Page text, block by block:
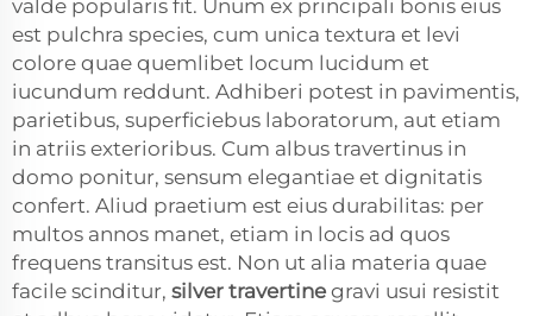
valde popularis fit. Unum ex principali bonis eius
est pulchra species, cum unica textura et levi
colore quae quemlibet locum lucidum et
iucundum reddunt. Adhiberi potest in pavimentis,
parietibus, superficiebus laboratorum, aut etiam
in atriis exterioribus. Cum albus travertinus in
domo ponitur, sensum elegantiae et dignitatis
confert. Aliud praetium est eius durabilitas: per
multos annos manet, etiam in locis ad quos
frequens transitus est. Non ut alia materia quae
facile scinditur, silver travertinegravi usui resistit